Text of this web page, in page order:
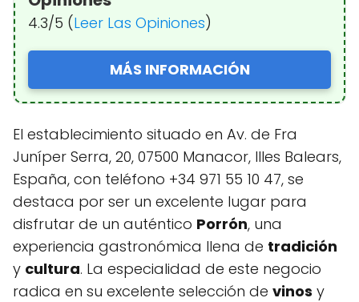
4.3/5 (Leer Las Opiniones)
MÁS INFORMACIÓN
El establecimiento situado en Av. de Fra
Juníper Serra, 20, 07500 Manacor, Illes Balears,
España, con teléfono +34 971 55 10 47, se
destaca por ser un excelente lugar para
disfrutar de un auténtico Porrón, una
experiencia gastronómica llena de tradición
y cultura. La especialidad de este negocio
radica en su excelente selección de vinos y